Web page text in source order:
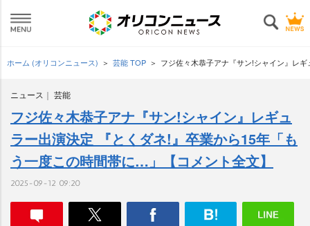
ホーム (オリコンニュース) 芸能 TOP フジ佐々木恭子アナ『サン!シャイン』レ
ニュース 芸能
フジ佐々木恭子アナ『サン!シャイン』レギュ
ラー出演決定 『とくダネ!』卒業から15年「も
う一度この時間帯に…」【コメント全文】
2025-09-12 09:20